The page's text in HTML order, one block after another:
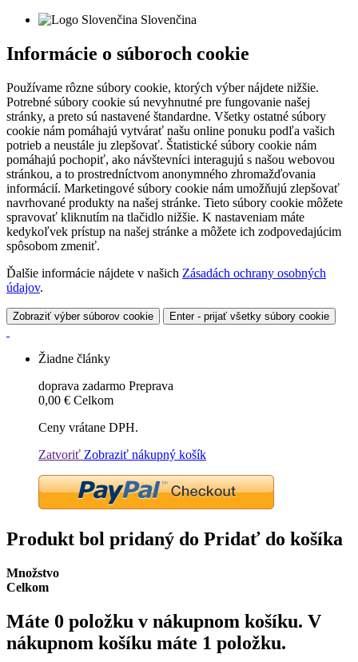
Slovenčina
Informácie o súboroch cookie
Používame rôzne súbory cookie, ktorých výber nájdete nižšie.
Potrebné súbory cookie sú nevyhnutné pre fungovanie našej
stránky, a preto sú nastavené štandardne. Všetky ostatné súbory
cookie nám pomáhajú vytvárať našu online ponuku podľa vašich
potrieb a neustále ju zlepšovať. Štatistické súbory cookie nám
pomáhajú pochopiť, ako návštevníci interagujú s našou webovou
stránkou, a to prostredníctvom anonymného zhromažďovania
informácií. Marketingové súbory cookie nám umožňujú zlepšovať
navrhované produkty na našej stránke. Tieto súbory cookie môžete
spravovať kliknutím na tlačidlo nižšie. K nastaveniam máte
kedykoľvek prístup na našej stránke a môžete ich zodpovedajúcim
spôsobom zmeniť.
Ďalšie informácie nájdete v našich Zásadách ochrany osobných
údajov.
Zobraziť výber súborov cookie Enter - prijať všetky súbory cookie
Žiadne články
doprava zadarmo Preprava
0,00 € Celkom
Ceny vrátane DPH.
Zatvoriť Zobraziť nákupný košík
Produkt bol pridaný do Pridať do košíka
Množstvo
Celkom
Máte 0 položku v nákupnom košíku. V
nákupnom košíku máte 1 položku.